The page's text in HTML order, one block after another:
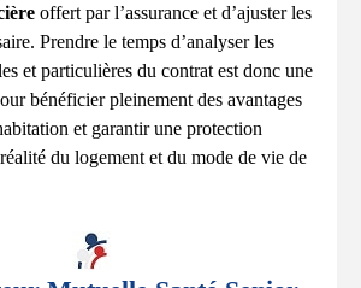
offert par l’assurance et d’ajuster les
Prendre le temps d’analyser les
et particulières du contrat est donc une
bénéficier pleinement des avantages
et garantir une protection
du logement et du mode de vie de